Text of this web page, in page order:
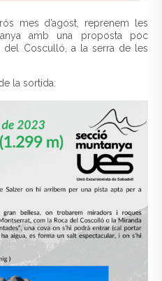
mes d’agost, reprenem les
amb una proposta poc
del Cosculló, a la serra de les
la sortida: